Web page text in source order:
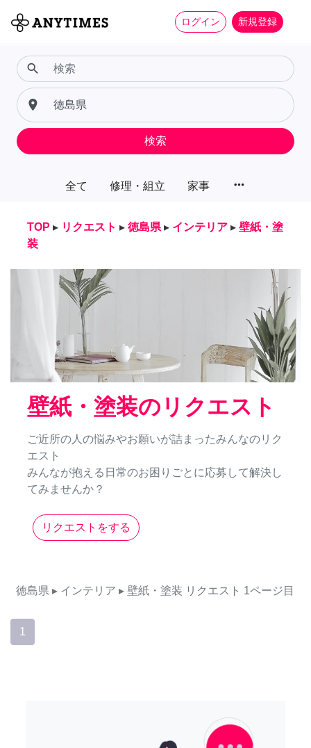
ログイン 新規登録
全て 修理・組立 家事 more_horiz
search
place
検索
TOP ▸ リクエスト ▸ 徳島県 ▸ インテリア ▸ 壁紙・塗
装
壁紙・塗装のリクエスト
ご近所の人の悩みやお願いが詰まったみんなのリク
エスト
みんなが抱える日常のお困りごとに応募して解決し
てみませんか？
リクエストをする
徳島県 ▸ インテリア ▸ 壁紙・塗装 リクエスト 1ページ目
1